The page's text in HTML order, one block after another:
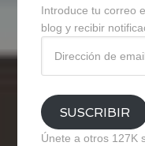
Introduce tu correo
blog y recibir
email
SUSCRIBIR
Únete a otros 127K